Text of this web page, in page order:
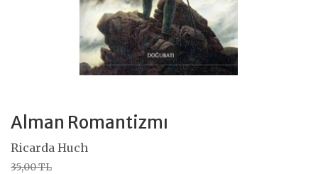
Alman Romantizmı
Ricarda Huch
35,00 TL